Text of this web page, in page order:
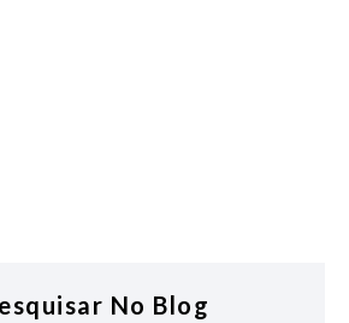
No Blog